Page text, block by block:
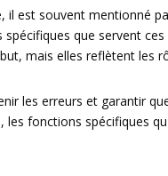
est souvent mentionné
que servent
mais elles reflètent les
les erreurs et garantir
fonctions spécifiques